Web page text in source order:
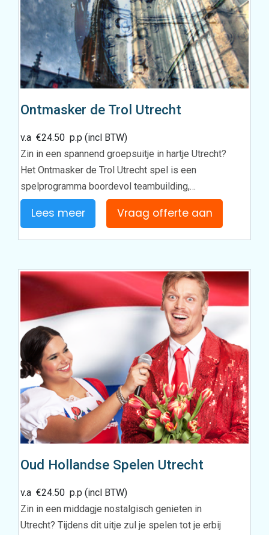
Ontmasker de Trol Utrecht
v.a€24.50 p.p (incl BTW)
Zin in een spannend groepsuitje in hartje Utrecht?
Het Ontmasker de Trol Utrecht spel is een
spelprogramma boordevol teambuilding,…
Lees meer Vraag offerte aan
Oud Hollandse Spelen Utrecht
v.a€24.50 p.p (incl BTW)
Zin in een middagje nostalgisch genieten in
Utrecht? Tijdens dit uitje zul je spelen tot je erbij